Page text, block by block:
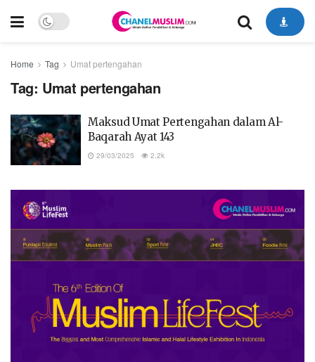
Home Tag Umat pertengahan
Tag: Umat pertengahan
Maksud Umat Pertengahan dalam Al-
Baqarah Ayat 143
29/03/2025 2.2k